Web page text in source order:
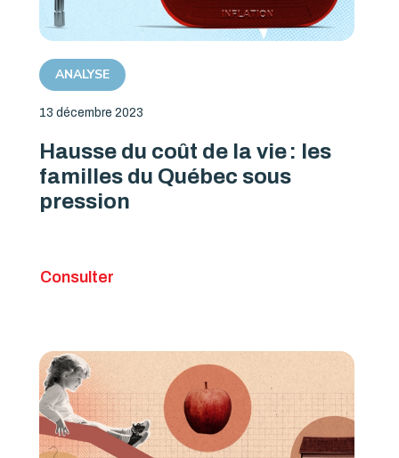
ANALYSE
13 décembre 2023
Hausse du coût de la vie : les
familles du Québec sous
pression
Consulter